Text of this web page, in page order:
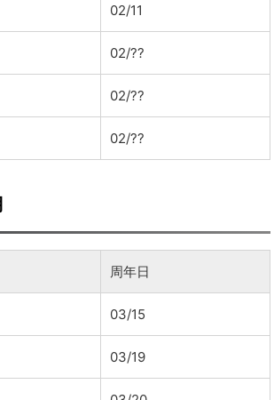
02/11
02/??
02/??
02/??
周年日
03/15
03/19